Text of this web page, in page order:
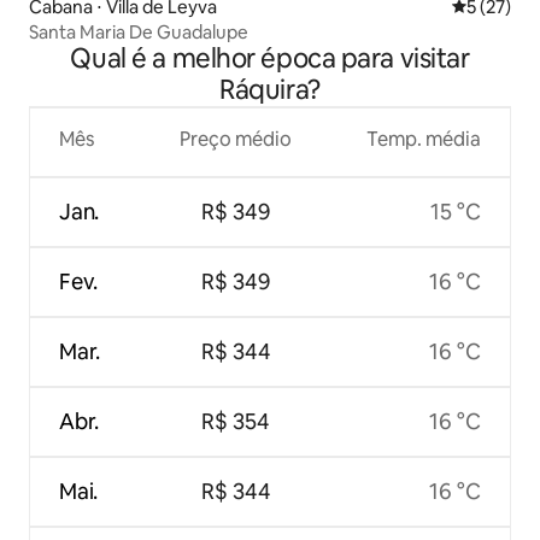
Cabana ⋅ Villa de Leyva 5 de uma
5 (27)
Santa Maria De Guadalupe
Qual é a melhor época para visitar
Ráquira?
Mês
Jan.
Fev.
Mar.
Abr.
Mai.
Preço médio
R$ 349
R$ 349
R$ 344
R$ 354
R$ 344
Temp. média
15 °C
16 °C
16 °C
16 °C
16 °C